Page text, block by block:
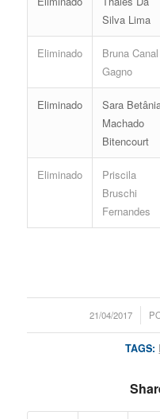
Silva Lima
Eliminado
Bruna Canal
Gagno
Eliminado
Sara
Machado
Bitencourt
Eliminado
Priscila
Bruschi
Fernandes
21/04/2017
/
TAGS: